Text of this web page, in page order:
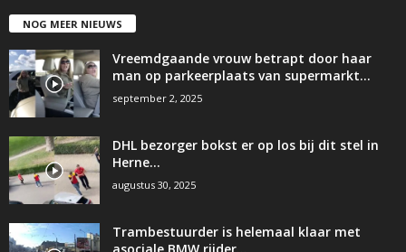
NOG MEER NIEUWS
Vreemdgaande vrouw betrapt door haar
man op parkeerplaats van supermarkt…
september 2, 2025
DHL bezorger bokst er op los bij dit stel in
Herne…
augustus 30, 2025
Trambestuurder is helemaal klaar met